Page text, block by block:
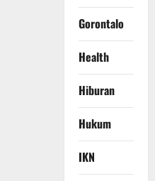
Gorontalo
Health
Hiburan
Hukum
IKN